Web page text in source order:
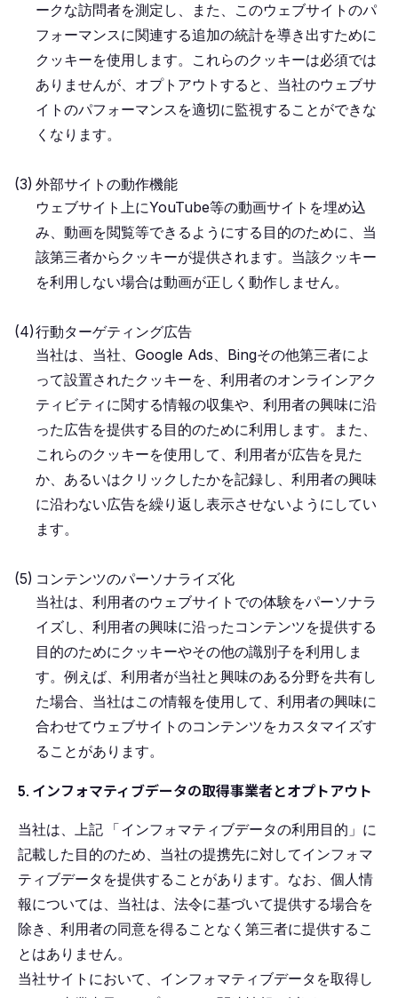
ークな訪問者を測定し、また、このウェブサイトのパ
フォーマンスに関連する追加の統計を導き出すために
クッキーを使用します。これらのクッキーは必須では
ありませんが、オプトアウトすると、当社のウェブサ
イトのパフォーマンスを適切に監視することができな
くなります。
外部サイトの動作機能
ウェブサイト上にYouTube等の動画サイトを埋め込
み、動画を閲覧等できるようにする目的のために、当
該第三者からクッキーが提供されます。当該クッキー
を利用しない場合は動画が正しく動作しません。
行動ターゲティング広告
当社は、当社、Google Ads、Bingその他第三者によ
って設置されたクッキーを、利用者のオンラインアク
ティビティに関する情報の収集や、利用者の興味に沿
った広告を提供する目的のために利用します。また、
これらのクッキーを使用して、利用者が広告を見た
か、あるいはクリックしたかを記録し、利用者の興味
に沿わない広告を繰り返し表示させないようにしてい
ます。
コンテンツのパーソナライズ化
当社は、利用者のウェブサイトでの体験をパーソナラ
イズし、利用者の興味に沿ったコンテンツを提供する
目的のためにクッキーやその他の識別子を利用しま
す。例えば、利用者が当社と興味のある分野を共有し
た場合、当社はこの情報を使用して、利用者の興味に
合わせてウェブサイトのコンテンツをカスタマイズす
ることがあります。
5. インフォマティブデータの取得事業者とオプトアウト
当社は、上記 「インフォマティブデータの利用目的」に
記載した目的のため、当社の提携先に対してインフォマ
ティブデータを提供することがあります。なお、個人情
報については、当社は、法令に基づいて提供する場合を
除き、利用者の同意を得ることなく第三者に提供するこ
とはありません。
当社サイトにおいて、インフォマティブデータを取得し